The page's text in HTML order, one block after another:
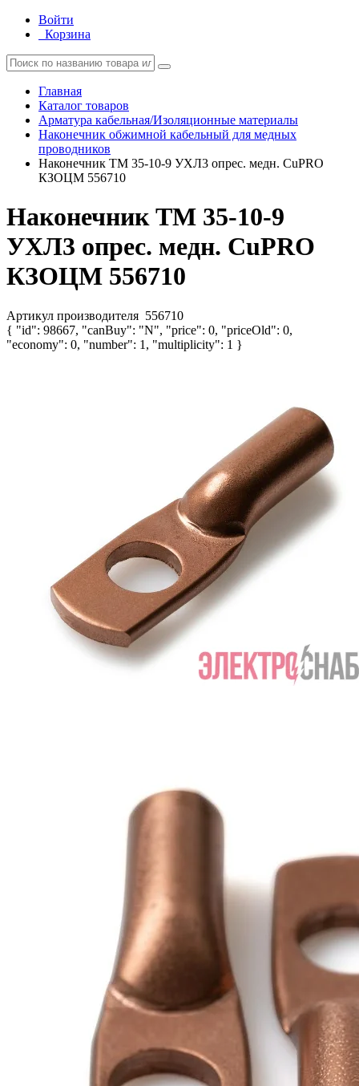
Войти
Корзина
Главная
Каталог товаров
Арматура кабельная/Изоляционные материалы
Наконечник обжимной кабельный для медных
проводников
Наконечник ТМ 35-10-9 УХЛ3 опрес. медн. CuPRO
КЗОЦМ 556710
Наконечник ТМ 35-10-9
УХЛ3 опрес. медн. CuPRO
КЗОЦМ 556710
Артикул производителя 556710
{ "id": 98667, "canBuy": "N", "price": 0, "priceOld": 0,
"economy": 0, "number": 1, "multiplicity": 1 }